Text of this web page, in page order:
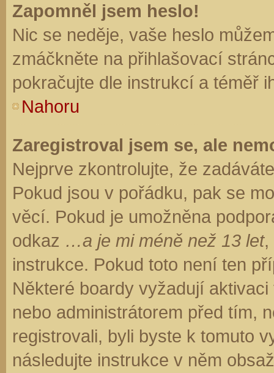
Zapomněl jsem heslo!
Nic se neděje, vaše heslo
zmáčkněte na přihlašovací
pokračujte dle instrukcí a téměř
Nahoru
Zaregistroval jsem se, ale
Nejprve zkontrolujte, že
Pokud jsou v pořádku, pak se
věcí. Pokud je umožněna
odkaz …a je mi méně než 13 let,
instrukce. Pokud toto není ten
Některé boardy vyžadují
nebo administrátorem před tím,
registrovali, byli byste k tomuto
následujte instrukce v něm